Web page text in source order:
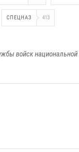
СПЕЦНАЗ 413
войск